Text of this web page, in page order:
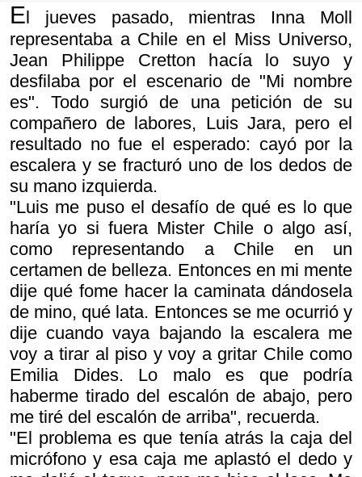
El jueves pasado, mientras Inna Moll
representaba a Chile en el Miss Universo,
Jean Philippe Cretton hacía lo suyo y
desfilaba por el escenario de "Mi nombre
es". Todo surgió de una petición de su
compañero de labores, Luis Jara, pero el
resultado no fue el esperado: cayó por la
escalera y se fracturó uno de los dedos de
su mano izquierda.
"Luis me puso el desafío de qué es lo que
haría yo si fuera Mister Chile o algo así,
como representando a Chile en un
certamen de belleza. Entonces en mi mente
dije qué fome hacer la caminata dándosela
de mino, qué lata. Entonces se me ocurrió y
dije cuando vaya bajando la escalera me
voy a tirar al piso y voy a gritar Chile como
Emilia Dides. Lo malo es que podría
haberme tirado del escalón de abajo, pero
me tiré del escalón de arriba", recuerda.
"El problema es que tenía atrás la caja del
micrófono y esa caja me aplastó el dedo y